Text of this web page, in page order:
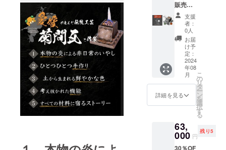
（コー
ス
ター）×
１ ・木
箱×１
愛媛県
今治市
菊間町
の伝統
工芸菊
間瓦を
使った
日の癒
しアイ
販売予
定価格
30,000
⇒42,60
0円）消
費税・
配送料
込み カ
ラー：
鍛黒
色、陽
土色、
容】 ・
本体×２
・土台×
支援
者：
0人
お届
け予
定：
2024
年08
月
詳細を見る
こ
の
リ
タ
ー
ン
を
選
択
す
る
63,
000 円
残り5